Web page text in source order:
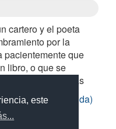
este
cartero y el poeta
por la
pacientemente que
libro, o que se
cruce de palabras
cartero de Neruda)